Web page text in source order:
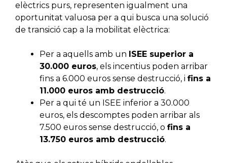
elèctrics purs, representen igualment una
oportunitat valuosa per a qui busca una solució
de transició cap a la mobilitat elèctrica:
Per a aquells amb un ISEE superior a
30.000 euros, els incentius poden arribar
fins a 6.000 euros sense destrucció, i fins a
11.000 euros amb destrucció.
Per a qui té un ISEE inferior a 30.000
euros, els descomptes poden arribar als
7.500 euros sense destrucció, o fins a
13.750 euros amb destrucció.